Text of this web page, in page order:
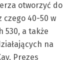
otworzyć do
czego 40-50 w
530, a także
na
Prezes